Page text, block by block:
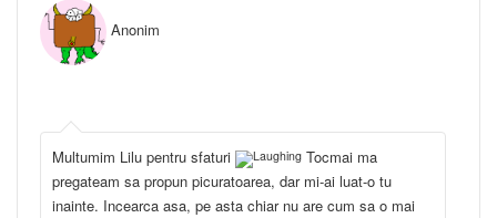
Anonim
Multumim Lilu pentru sfaturi
Tocmai ma
pregateam sa propun picuratoarea, dar mi-ai luat-o tu
inainte. Incearca asa, pe asta chiar nu are cum sa o mai